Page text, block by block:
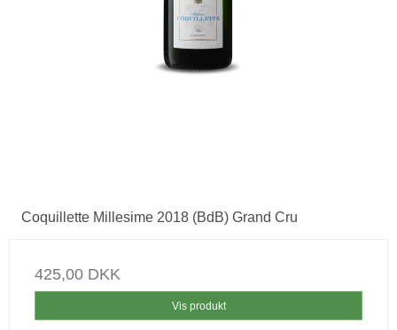
Coquillette Millesime 2018 (BdB) Grand Cru
425,00 DKK
Vis produkt